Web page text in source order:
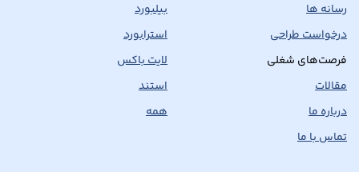
رسانه ها
درخواست طراحی
فرصت‌های شغلی
مقالات
درباره ما
تماس با ما
بیلبورد
استرابورد
لایت باکس
استند
همه